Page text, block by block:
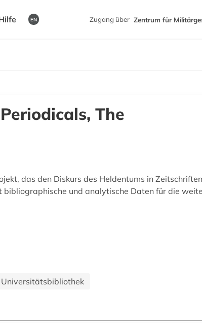
EN Zugang über Zentrum für
The
das den Diskurs des Heldentums in
und analytische Daten für die